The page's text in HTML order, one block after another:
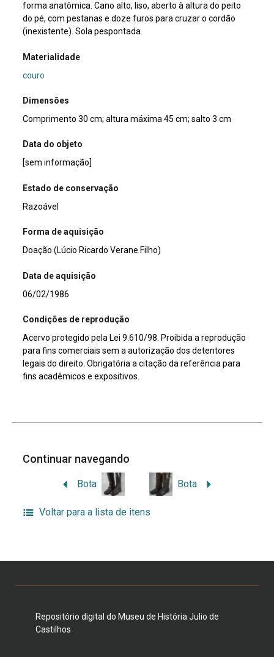
forma anatômica. Cano alto, liso, aberto à altura do peito
do pé, com pestanas e doze furos para cruzar o cordão
(inexistente). Sola pespontada.
Materialidade
couro
Dimensões
Comprimento 30 cm; altura máxima 45 cm; salto 3 cm
Data do objeto
[sem informação]
Estado de conservação
Razoável
Forma de aquisição
Doação (Lúcio Ricardo Verane Filho)
Data de aquisição
06/02/1986
Condições de reprodução
Acervo protegido pela Lei 9.610/98. Proibida a reprodução
para fins comerciais sem a autorização dos detentores
legais do direito. Obrigatória a citação da referência para
fins acadêmicos e expositivos.
Continuar navegando
Bota Bota
Voltar para a lista de itens
Repositório digital do Museu de História Julio de
Castilhos